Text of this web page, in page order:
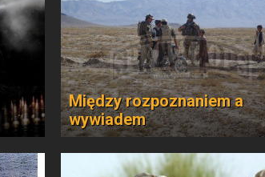
Między rozpoznaniem a
wywiadem